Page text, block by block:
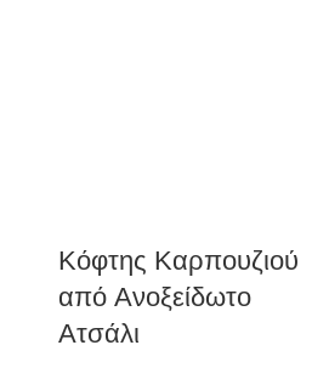
Κόφτης Καρπουζιού
από Ανοξείδωτο
Ατσάλι